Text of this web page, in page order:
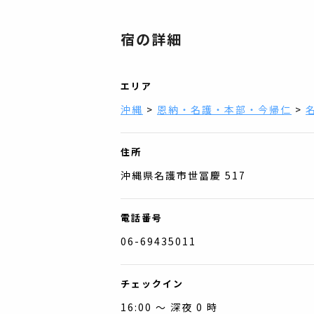
宿の詳細
エリア
沖縄 > 恩納・名護・本部・今帰仁 >
住所
沖縄県名護市世冨慶 517
電話番号
06-69435011
チェックイン
16:00 〜 深夜 0 時